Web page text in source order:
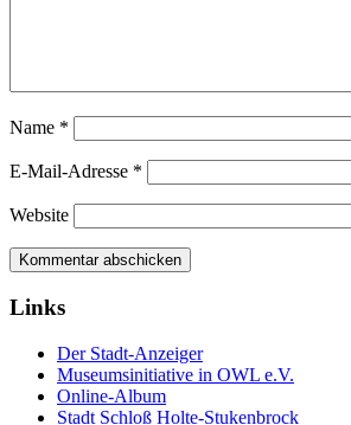
Name *
E-Mail-Adresse *
Website
Links
Der Stadt-Anzeiger
Museumsinitiative in OWL e.V.
Online-Album
Stadt Schloß Holte-Stukenbrock